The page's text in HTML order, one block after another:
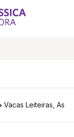
Vacas Leiteiras, As